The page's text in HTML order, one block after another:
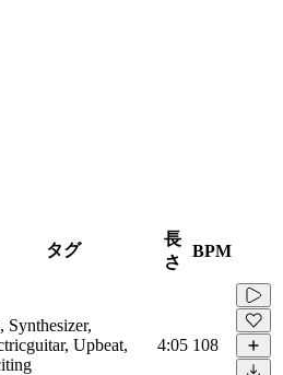
タグ
長
さ
BPM
Synthesizer,
Upbeat,
4:05 108